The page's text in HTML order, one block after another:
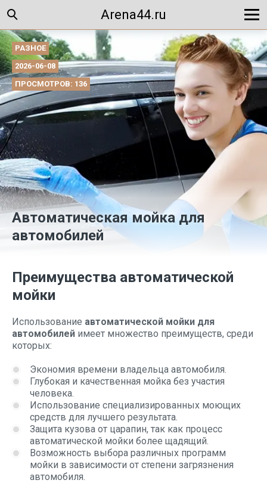
Arena44.ru
РАЗНОЕ
2026-06-08
ПРОСМОТРОВ: 136
Автоматическая мойка для
автомобилей
Преимущества автоматической
мойки
Использование автоматической мойки для
автомобилей имеет множество преимуществ, среди
которых:
Экономия времени владельца автомобиля.
Глубокая и качественная мойка без участия
человека.
Использование специализированных моющих
средств для лучшего результата.
Защита кузова от царапин, так как процесс
автоматической мойки более щадящий.
Возможность выбора различных программ
мойки в зависимости от степени загрязнения
автомобиля.